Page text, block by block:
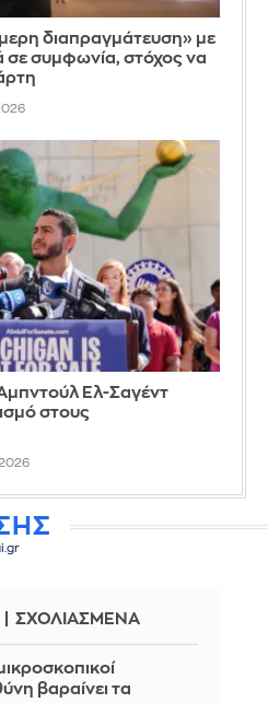
διαπραγμάτευση» με
σε συμφωνία, στόχος να
Αμπντούλ Ελ-Σαγέντ
στους
ΣΧΟΛΙΑΣΜΕΝΑ
βαραίνει τα